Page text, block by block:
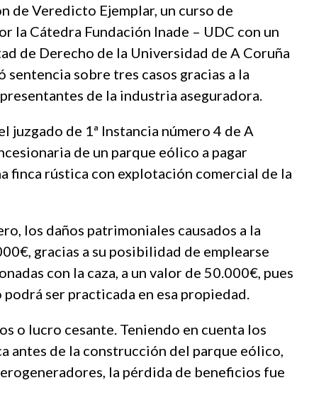
de Veredicto Ejemplar, un curso de
la Cátedra Fundación Inade – UDC con un
de Derecho de la Universidad de A Coruña
sobre tres casos gracias a la
de la industria aseguradora.
juzgado de 1ª Instancia número 4 de A
de un parque eólico a pagar
finca rústica con explotación comercial de la
los daños patrimoniales causados a la
gracias a su posibilidad de emplearse
con la caza, a un valor de 50.000€, pues
ser practicada en esa propiedad.
o lucro cesante. Teniendo en cuenta los
antes de la construcción del parque eólico,
la pérdida de beneficios fue